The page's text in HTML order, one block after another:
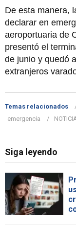
De esta manera,
declarar en
aeroportuaria de
presentó el
de junio y quedó
extranjeros
Temas relacionados
emergencia
Siga leyendo